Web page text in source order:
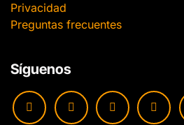
Privacidad
Preguntas frecuentes
Síguenos